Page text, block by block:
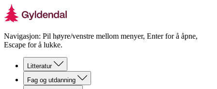
Navigasjon: Pil høyre/venstre mellom menyer, Enter for å åpne,
Escape for å lukke.
Litteratur
Fag og utdanning